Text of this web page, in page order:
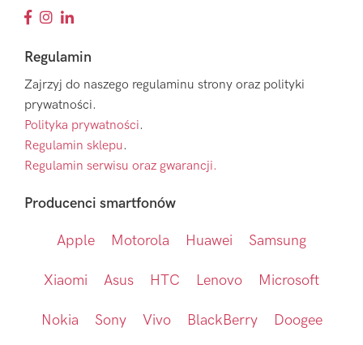
Regulamin
Zajrzyj do naszego regulaminu strony oraz polityki
prywatności.
Polityka prywatności.
Regulamin sklepu.
Regulamin serwisu oraz gwarancji.
Producenci smartfonów
Apple Motorola Huawei Samsung
Xiaomi Asus HTC Lenovo Microsoft
Nokia Sony Vivo BlackBerry Doogee